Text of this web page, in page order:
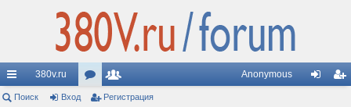
с
380v.ru
ор ол
Anonymous
Поиск Вход Регистрация